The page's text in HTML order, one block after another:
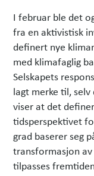
I februar ble det
fra en aktivistisk
definert nye
med klimafaglig
Selskapets
lagt merke til,
viser at det
tidsperspektivet
grad baserer seg
transformasjon
tilpasses